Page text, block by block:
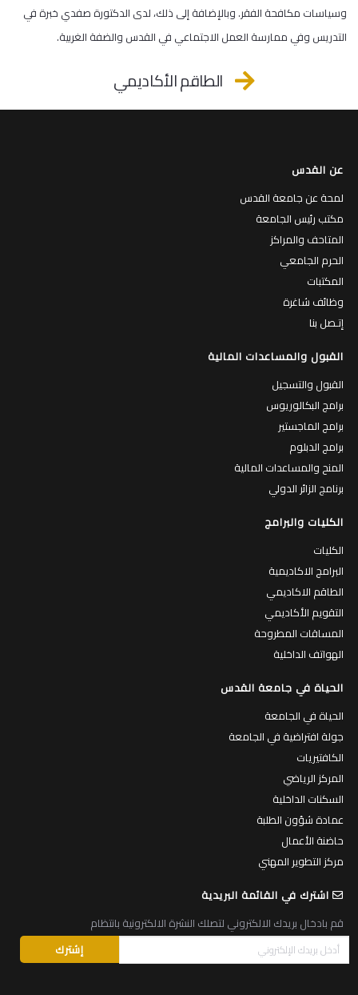
وسياسات مكافحة الفقر. وبالإضافة إلى ذلك، لدى الدكتورة صفدي خبرة في
التدريس وفي ممارسة العمل الاجتماعي في القدس والضفة الغربية.
الطاقم الأكاديمي
عن القدس
لمحة عن جامعة القدس
مكتب رئيس الجامعة
المتاحف والمراكز
الحرم الجامعي
المكتبات
وظائف شاغرة
إتـصل بنا
القبول والمساعدات المالية
القبول والتسجيل
برامج البكالوريوس
برامج الماجستير
برامج الدبلوم
المنح والمساعدات المالية
برنامج الزائر الدولي
الكليات والبرامج
الكليات
البرامج الاكاديمية
الطاقم الاكاديمي
التقويم الأكاديمي
المساقات المطروحة
الهواتف الداخلية
الحياة في جامعة القدس
الحياة في الجامعة
جولة افتراضية في الجامعة
الكافتيريات
المركز الرياضي
السكنات الداخلية
عمادة شؤون الطلبة
حاضنة الأعمال
مركز التطوير المهني
اشترك في القائمة البريدية
قم بادخال بريدك الالكتروني لتصلك النشرة الالكترونية بانتظام